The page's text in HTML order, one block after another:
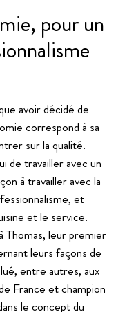
pour un
avoir décidé de
correspond à sa
sur la qualité.
de travailler avec un
à travailler avec la
et
et le service.
Thomas, leur premier
leurs façons de
entre autres, aux
France et champion
le concept du